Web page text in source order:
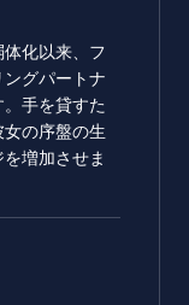
化以来、フ
グパートナ
手を貸すた
の序盤の生
増加させま